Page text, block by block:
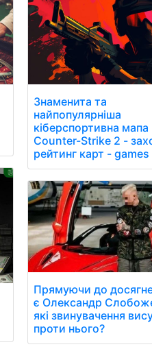
Знаменита та
найпопулярніша
кіберспортивна мапа
Counter-Strike 2 -
рейтинг карт - games
Прямуючи до
є Олександр
які звинувачення
проти нього?